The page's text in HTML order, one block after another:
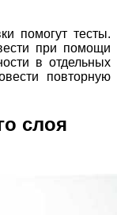
помогут тесты.
при помощи
в отдельных
повторную
слоя